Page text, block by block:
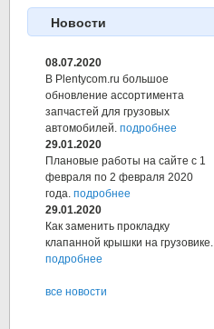
Новости
08.07.2020
В Plentycom.ru большое
обновление ассортимента
запчастей для грузовых
автомобилей. подробнее
29.01.2020
Плановые работы на сайте с 1
февраля по 2 февраля 2020
года. подробнее
29.01.2020
Как заменить прокладку
клапанной крышки на грузовике.
подробнее
все новости